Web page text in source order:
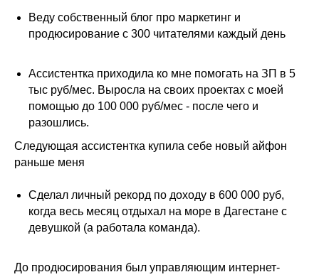
Веду собственный блог про маркетинг и
продюсирование с 300 читателями каждый день
Ассистентка приходила ко мне помогать на ЗП в 5
тыс руб/мес. Выросла на своих проектах с моей
помощью до 100 000 руб/мес - после чего и
разошлись.
Следующая ассистентка купила себе новый айфон
раньше меня
Сделал личный рекорд по доходу в 600 000 руб,
когда весь месяц отдыхал на море в Дагестане с
девушкой (а работала команда).
До продюсирования был управляющим интернет-